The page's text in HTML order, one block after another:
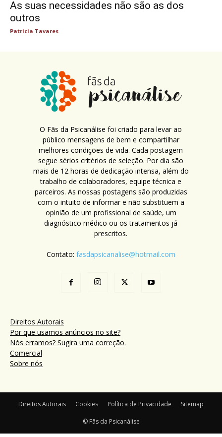
As suas necessidades não são as dos
outros
Patricia Tavares
O Fãs da Psicanálise foi criado para levar ao
público mensagens de bem e compartilhar
melhores condições de vida. Cada postagem
segue sérios critérios de seleção. Por dia são
mais de 12 horas de dedicação intensa, além do
trabalho de colaboradores, equipe técnica e
parceiros. As nossas postagens são produzidas
com o intuito de informar e não substituem a
opinião de um profissional de saúde, um
diagnóstico médico ou os tratamentos já
prescritos.
Contato: fasdapsicanalise@hotmail.com
Direitos Autorais
Por que usamos anúncios no site?
Nós erramos? Sugira uma correção.
Comercial
Sobre nós
Direitos Autorais Cookies Política de Privacidade Sitemap
© Fãs da Psicanálise